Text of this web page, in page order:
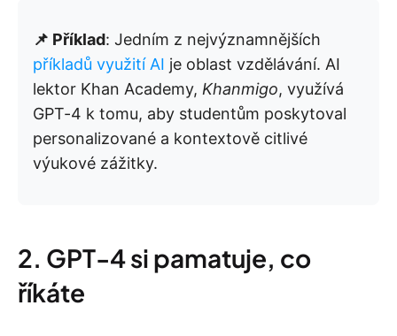
📌 Příklad: Jedním z nejvýznamnějších
příkladů využití AI je oblast vzdělávání. AI
lektor Khan Academy, Khanmigo, využívá
GPT-4 k tomu, aby studentům poskytoval
personalizované a kontextově citlivé
výukové zážitky.
2. GPT-4 si pamatuje, co
říkáte